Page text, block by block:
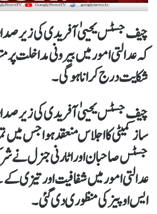
چیف جسٹس یحییٰ آفریدی کی زیر
شکایت درج کرانا ہوگی۔
چیف جسٹس یحییٰ آفریدی کی زیر
ساز کمیٹی کا اجلاس منعقد ہوا جس
جسٹس صاحبان اور اٹارنی جنرل نے
عدالتی امور میں شفافیت اور تیزی کے
ایس او پیز کی منظوری دی گئی۔